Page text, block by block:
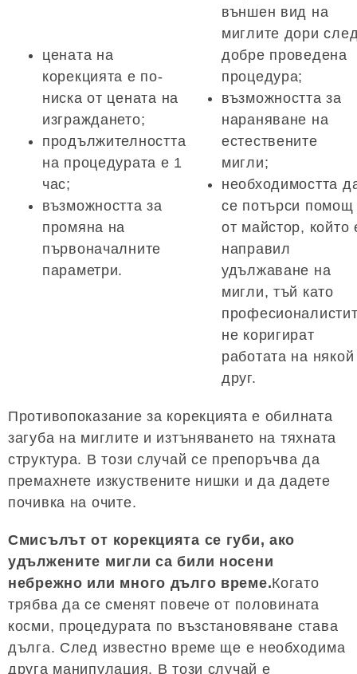
цената на
корекцията е по-
ниска от цената на
изграждането;
продължителността
на процедурата е 1
час;
възможността за
промяна на
първоначалните
параметри.
външен вид на
миглите дори
добре проведена
процедура;
възможността за
нараняване на
естествените
мигли;
необходимостта
се потърси помощ
от майстор, който
направил
удължаване на
мигли, тъй като
не коригират
работата на някой
друг.
Противопоказание за корекцията е обилната
загуба на миглите и изтъняването на тяхната
структура. В този случай се препоръчва да
премахнете изкуствените нишки и да дадете
почивка на очите.
Смисълът от корекцията се губи, ако
удължените мигли са били носени
небрежно или много дълго време.Когато
трябва да се сменят повече от половината
косми, процедурата по възстановяване става
дълга. След известно време ще е необходима
друга манипулация. В този случай е